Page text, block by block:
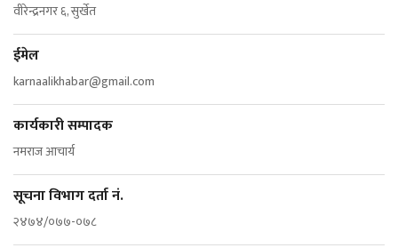
वीरेन्द्रनगर ६, सुर्खेत
ईमेल
karnaalikhabar@gmail.com
कार्यकारी सम्पादक
नमराज आचार्य
सूचना विभाग दर्ता नं.
२४७४/०७७-०७८